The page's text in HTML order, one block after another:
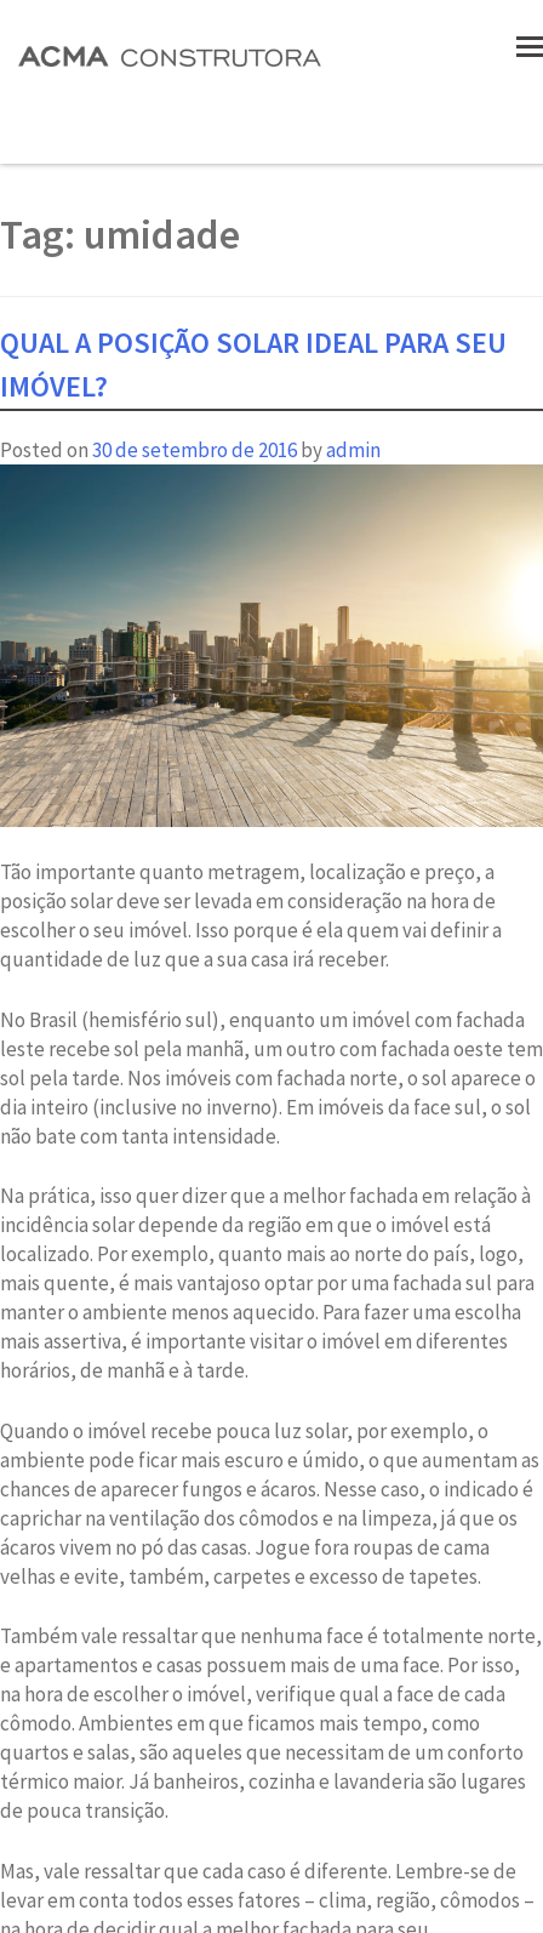
Tag: umidade
QUAL A POSIÇÃO SOLAR IDEAL PARA SEU
IMÓVEL?
Posted on30 de setembro de 2016byadmin
Tão importante quanto metragem, localização e preço, a
posição solar deve ser levada em consideração na hora de
escolher o seu imóvel. Isso porque é ela quem vai definir a
quantidade de luz que a sua casa irá receber.
No Brasil (hemisfério sul), enquanto um imóvel com fachada
leste recebe sol pela manhã, um outro com fachada oeste tem
sol pela tarde. Nos imóveis com fachada norte, o sol aparece o
dia inteiro (inclusive no inverno). Em imóveis da face sul, o sol
não bate com tanta intensidade.
Na prática, isso quer dizer que a melhor fachada em relação à
incidência solar depende da região em que o imóvel está
localizado. Por exemplo, quanto mais ao norte do país, logo,
mais quente, é mais vantajoso optar por uma fachada sul para
manter o ambiente menos aquecido. Para fazer uma escolha
mais assertiva, é importante visitar o imóvel em diferentes
horários, de manhã e à tarde.
Quando o imóvel recebe pouca luz solar, por exemplo, o
ambiente pode ficar mais escuro e úmido, o que aumentam as
chances de aparecer fungos e ácaros. Nesse caso, o indicado é
caprichar na ventilação dos cômodos e na limpeza, já que os
ácaros vivem no pó das casas. Jogue fora roupas de cama
velhas e evite, também, carpetes e excesso de tapetes.
Também vale ressaltar que nenhuma face é totalmente norte,
e apartamentos e casas possuem mais de uma face. Por isso,
na hora de escolher o imóvel, verifique qual a face de cada
cômodo. Ambientes em que ficamos mais tempo, como
quartos e salas, são aqueles que necessitam de um conforto
térmico maior. Já banheiros, cozinha e lavanderia são lugares
de pouca transição.
Mas, vale ressaltar que cada caso é diferente. Lembre-se de
levar em conta todos esses fatores – clima, região, cômodos –